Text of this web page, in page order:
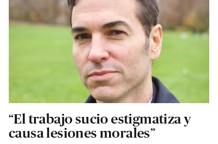
“El trabajo sucio estigmatiza y
causa lesiones morales”